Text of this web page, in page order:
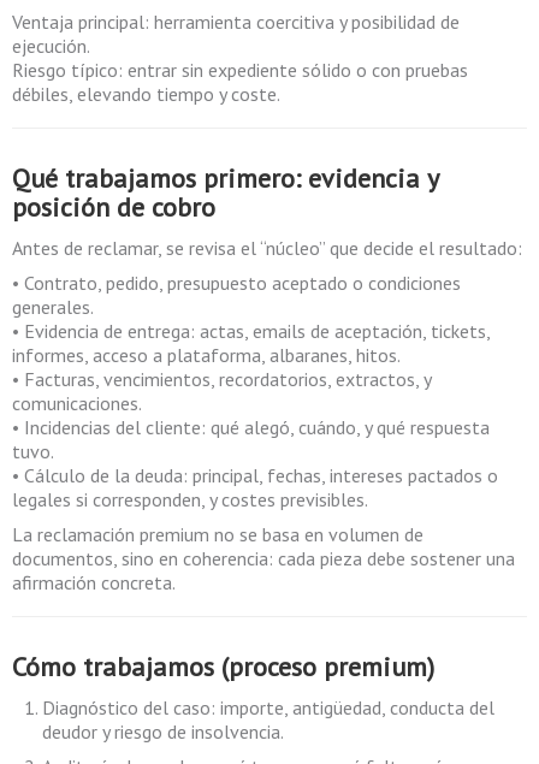
Ventaja principal: herramienta coercitiva y posibilidad de
ejecución.
Riesgo típico: entrar sin expediente sólido o con pruebas
débiles, elevando tiempo y coste.
Qué trabajamos primero: evidencia y
posición de cobro
Antes de reclamar, se revisa el “núcleo” que decide el resultado:
• Contrato, pedido, presupuesto aceptado o condiciones
generales.
• Evidencia de entrega: actas, emails de aceptación, tickets,
informes, acceso a plataforma, albaranes, hitos.
• Facturas, vencimientos, recordatorios, extractos, y
comunicaciones.
• Incidencias del cliente: qué alegó, cuándo, y qué respuesta
tuvo.
• Cálculo de la deuda: principal, fechas, intereses pactados o
legales si corresponden, y costes previsibles.
La reclamación premium no se basa en volumen de
documentos, sino en coherencia: cada pieza debe sostener una
afirmación concreta.
Cómo trabajamos (proceso premium)
Diagnóstico del caso: importe, antigüedad, conducta del
deudor y riesgo de insolvencia.